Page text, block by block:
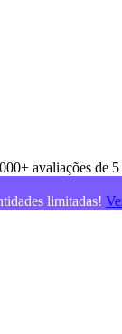
avaliações de 5
limitadas!